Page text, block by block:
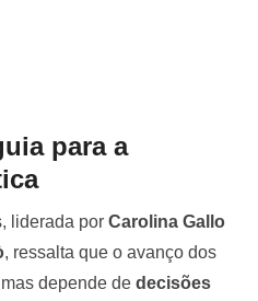
para a
liderada por Carolina Gallo
, ressalta que o avanço dos
depende de decisões